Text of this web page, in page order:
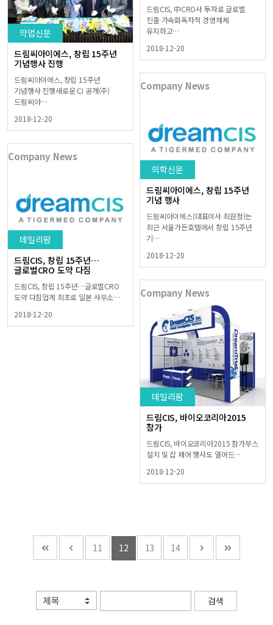
드림CIS, 中CRO사 투자로 글로벌
진출 가속화독자적 경영체제
유지하고…
2018-12-20
약업신문
드림씨아이에스, 창립 15주년
기념행사 진행
드림씨아이에스, 창립 15주년
기념행사 진행새로운 CI 공개(주)
드림씨아…
2018-12-20
Company News
의학신문
드림씨아이에스, 창립 15주년
기념 행사
드림씨아이에스(대표이사 최원정)는
최근 서울가든호텔에서 창립 15주년
기…
2018-12-20
Company News
데일리팜
드림CIS, 창립 15주년…
글로벌CRO 도약 다짐
드림CIS, 창립 15주년…글로벌CRO
도약 다짐업계 최초로 일본 사무소…
2018-12-20
Company News
데일리팜
드림CIS, 바이오코리아2015
참가
드림CIS, 바이오코리아2015 참가부스
설치 및 잡 페어 행사도 열어드…
2018-12-20
11 12 13 14